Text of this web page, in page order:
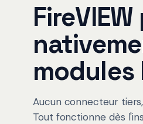
modules
Aucun connecteur
Tout fonctionne dès